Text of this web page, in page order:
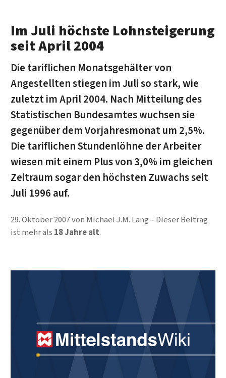
Im Juli höchste Lohnsteigerung
seit April 2004
Die tariflichen Monatsgehälter von
Angestellten stiegen im Juli so stark, wie
zuletzt im April 2004. Nach Mitteilung des
Statistischen Bundesamtes wuchsen sie
gegenüber dem Vorjahresmonat um 2,5%.
Die tariflichen Stundenlöhne der Arbeiter
wiesen mit einem Plus von 3,0% im gleichen
Zeitraum sogar den höchsten Zuwachs seit
Juli 1996 auf.
29. Oktober 2007von Michael J.M. Lang
Dieser Beitrag
ist mehr als 18 Jahre alt.